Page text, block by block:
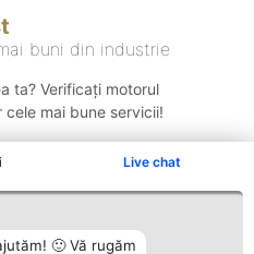
Live chat
🙂 Vă rugăm
buni din industrie
ta? Verificați motorul
mai bune servicii!